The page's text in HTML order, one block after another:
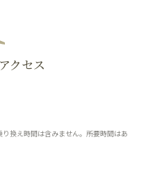
クセス
換え時間は含みません。所要時間はあ